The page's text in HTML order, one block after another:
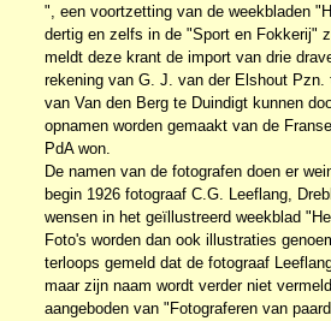
", een voortzetting van de weekbladen
dertig en zelfs in de "Sport en Fokkerij"
meldt deze krant de import van drie
rekening van G. J. van der Elshout
van Van den Berg te Duindigt kunnen
opnamen worden gemaakt van de
PdA won.
De namen van de fotografen doen er
begin 1926 fotograaf C.G. Leeflang,
wensen in het geïllustreerd weekblad
Foto's worden dan ook illustraties
terloops gemeld dat de fotograaf
maar zijn naam wordt verder niet
aangeboden van "Fotograferen van